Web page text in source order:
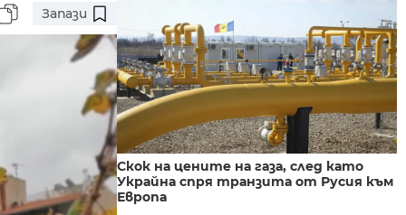
Запази
Скок на цените на газа, след като
Украйна спря транзита от Русия към
Европа